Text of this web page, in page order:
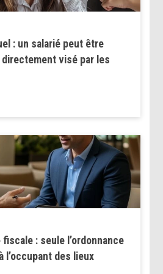
: un salarié peut être
visé par les
: seule l’ordonnance
l’occupant des lieux